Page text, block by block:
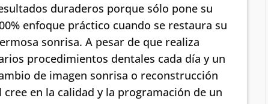
duraderos porque sólo pone su
enfoque práctico cuando se restaura su
sonrisa. A pesar de que realiza
procedimientos dentales cada día y un
de imagen sonrisa o reconstrucción
en la calidad y la programación de un